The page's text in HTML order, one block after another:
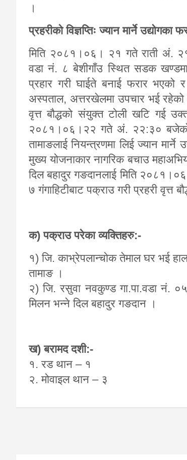
।
प्रहरीको विज्ञप्तिः ज्यान मार्ने उद्योगका
मिति २०८१।०६। २१ गते राती अं.
वडा नं. ८ बेशीगाँउ स्थित सडक
प्रहार गरी घाईते बनाई फरार
अस्पताल, अत्तरखेलमा उपचार भई रहेको
वृत्त बौद्धको संयुक्त टोली खटि गई
२०८१।०६।२२ गते अं. २२:३० बजेको
तामाङलाई नियन्त्रणमा लिई ज्यान
मुख्य योजनाकार नागरिक बचाउ
दिल बहादुर गङदानलाई मिति
७ गंगाहिटीबाट पक्राउ गरी प्रहरी वृत्त
क) पक्राउ परेका व्यक्तिहरु:-
१) जि. काभ्रेपलान्चोक तेमाल घर भई
तामाङ ।
२) जि. रसुवा नवकुण्ड गा.पा.वडा नं.
मिलन भन्ने दिल बहादुर गङदान ।
ख) बरामद दशी:-
१. रड थान – १
२. मोवाइल थान – ३